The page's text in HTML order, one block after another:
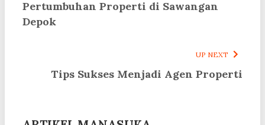
Pertumbuhan Properti di Sawangan
Depok
UP NEXT
Tips Sukses Menjadi Agen Properti